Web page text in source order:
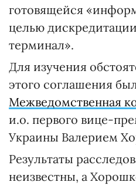
готовящейся
целью
терминал».
Для изучения
этого соглашения
Межведомственная
и.о. первого вице-
Украины Валерием
Результаты
неизвестны, а